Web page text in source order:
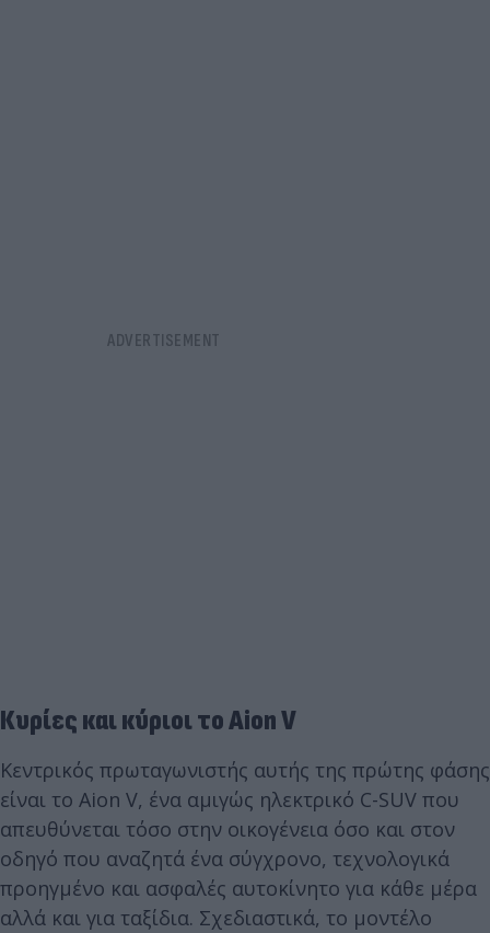
Κυρίες και κύριοι το Aion V
Κεντρικός πρωταγωνιστής αυτής της πρώτης φάσης
είναι το Aion V, ένα αμιγώς ηλεκτρικό C-SUV που
απευθύνεται τόσο στην οικογένεια όσο και στον
οδηγό που αναζητά ένα σύγχρονο, τεχνολογικά
προηγμένο και ασφαλές αυτοκίνητο για κάθε μέρα
αλλά και για ταξίδια. Σχεδιαστικά, το μοντέλο